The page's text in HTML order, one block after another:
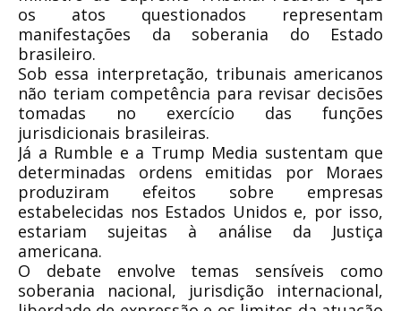
os atos questionados representam
manifestações da soberania do Estado
brasileiro.
Sob essa interpretação, tribunais americanos
não teriam competência para revisar decisões
tomadas no exercício das funções
jurisdicionais brasileiras.
Já a Rumble e a Trump Media sustentam que
determinadas ordens emitidas por Moraes
produziram efeitos sobre empresas
estabelecidas nos Estados Unidos e, por isso,
estariam sujeitas à análise da Justiça
americana.
O debate envolve temas sensíveis como
soberania nacional, jurisdição internacional,